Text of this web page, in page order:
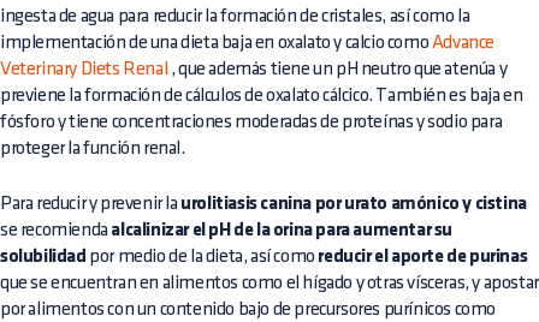
ingesta de agua para reducir la formación de cristales, así como la
implementación de una dieta baja en oxalato y calcio como Advance
Veterinary Diets Renal , que además tiene un pH neutro que atenúa y
previene la formación de cálculos de oxalato cálcico. También es baja en
fósforo y tiene concentraciones moderadas de proteínas y sodio para
proteger la función renal.
Para reducir y prevenir la urolitiasis canina por urato amónico y cistina
se recomienda alcalinizar el pH de la orina para aumentar su
solubilidad por medio de la dieta, así como reducir el aporte de purinas
que se encuentran en alimentos como el hígado y otras vísceras, y apostar
por alimentos con un contenido bajo de precursores purínicos como